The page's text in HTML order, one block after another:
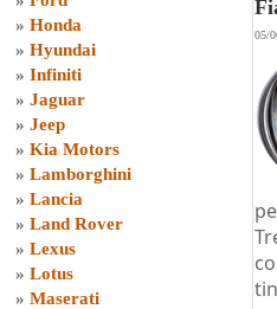
» Honda
» Hyundai
» Infiniti
» Jaguar
» Jeep
» Kia Motors
» Lamborghini
» Lancia
» Land Rover
» Lexus
» Lotus
» Maserati
05/